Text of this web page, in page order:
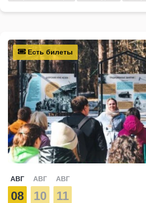
Есть билеты
АВГ
08
АВГ
10
АВГ
11